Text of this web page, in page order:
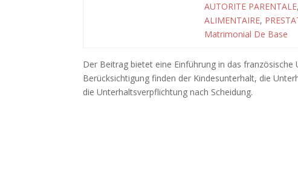
AUTORITE PARENTALE,
ALIMENTAIRE,
Matrimonial De Base
Der Beitrag bietet eine Einführung in das französische
Berücksichtigung finden der Kindesunterhalt, die
die Unterhaltsverpflichtung nach Scheidung.